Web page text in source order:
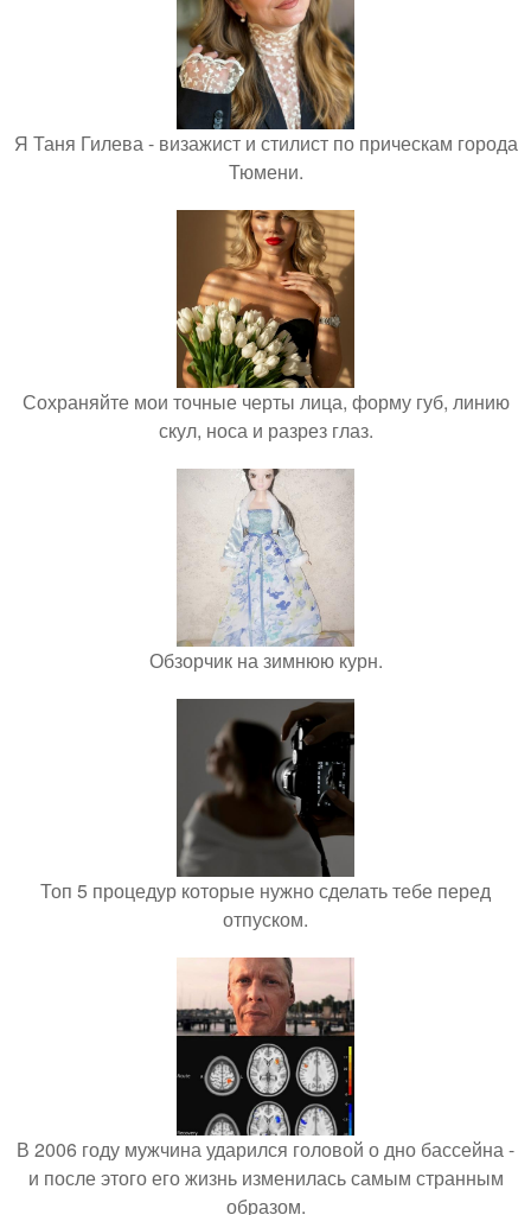
Я Таня Гилева - визажист и стилист по прическам города
Тюмени.
Сохраняйте мои точные черты лица, форму губ, линию
скул, носа и разрез глаз.
Обзорчик на зимнюю курн.
Топ 5 процедур которые нужно сделать тебе перед
отпуском.
В 2006 году мужчина ударился головой о дно бассейна -
и после этого его жизнь изменилась самым странным
образом.